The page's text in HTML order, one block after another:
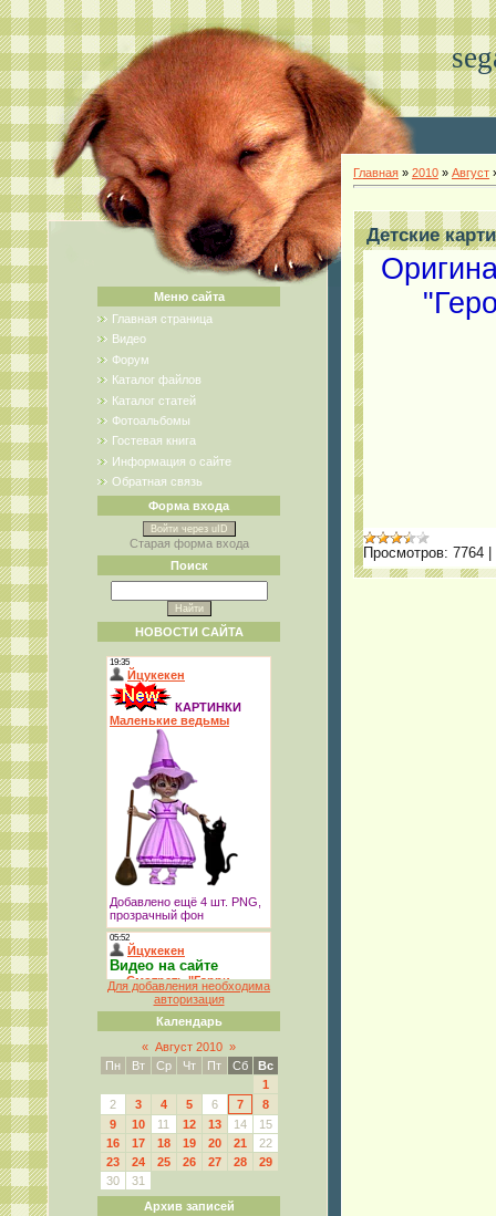
Меню сайта
Главная страница
Видео
Форум
Каталог файлов
Каталог статей
Фотоальбомы
Гостевая книга
Информация о сайте
Обратная связь
Форма входа
Войти через uID
Старая форма входа
Поиск
НОВОСТИ САЙТА
Для добавления необходима
авторизация
Календарь
« Август 2010 »
Пн
Вт Ср Чт Пт Сб
Вс
1
2
3 4 5 6 7
8
9
10 11 12 13 14
15
16
17 18 19 20 21
22
23
24 25 26 27 28
29
30
31
Архив записей
Главная » 2010 » Август
Детские
Просмотров: 7764